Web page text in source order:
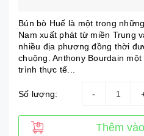
Bún bò Huế là một trong
Nam xuất phát từ miền Trung
nhiều địa phương đồng thời
chuộng. Anthony Bourdain
trình thực tế...
Số lượng: -
Thêm